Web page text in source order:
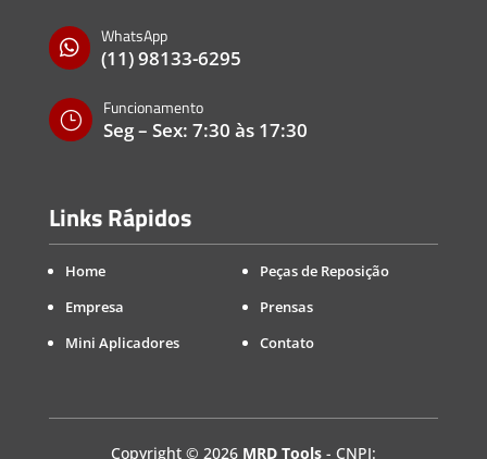

WhatsApp
(11) 98133-6295
}
Funcionamento
Seg – Sex: 7:30 às 17:30
Links Rápidos
Home
Empresa
Mini Aplicadores
Peças de Reposição
Prensas
Contato
Copyright © 2026 MRD Tools- CNPJ: